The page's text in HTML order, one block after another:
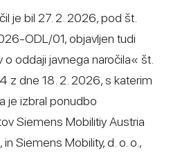
je bil 27. 2. 2026, pod št.
ODL/01, objavljen tudi
oddaji javnega naročila« št.
dne 18. 2. 2026, s katerim
je izbral ponudbo
Siemens Mobilitiy Austria
Siemens Mobility, d. o. o.,